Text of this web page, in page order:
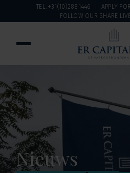
TEL: +31(10)2881446
APPLY
FOLLOW OUR SHARE
Nieuws